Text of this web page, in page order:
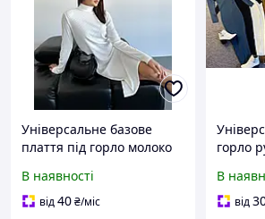
Універсальне базове
плаття під горло молоко
В наявності
від40₴/міс
горло
В
від